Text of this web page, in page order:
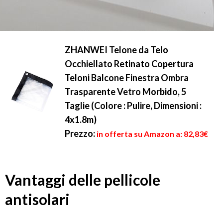
ZHANWEI Telone da Telo
Occhiellato Retinato Copertura
Teloni Balcone Finestra Ombra
Trasparente Vetro Morbido, 5
Taglie (Colore : Pulire, Dimensioni :
4x1.8m)
Prezzo: in offerta su Amazon a: 82,83€
Vantaggi delle pellicole
antisolari